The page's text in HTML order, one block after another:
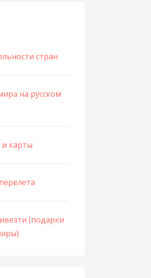
стран
на русском
и карты
(подарки